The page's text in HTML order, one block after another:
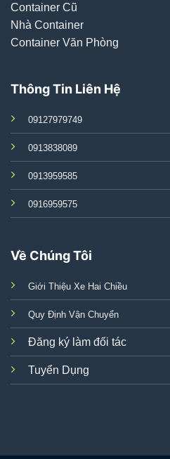
Container Cũ
Nhà Container
Container Văn Phòng
Thông Tin Liên Hệ
09127979749
0913838089
0913959585
0916959575
Về Chúng Tôi
Giới Thiệu Xe Hai Chiều
Quy Định Vận Chuyển
Đăng ký làm đối tác
Tuyển Dụng